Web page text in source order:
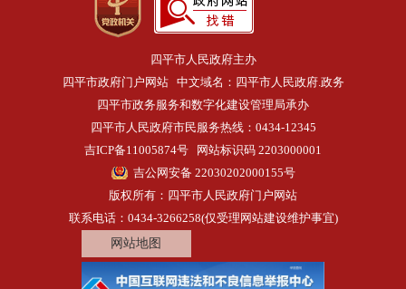
四平市人民政府主办
四平市政府门户网站 中文域名：四平市人民政府.政务
四平市政务服务和数字化建设管理局承办
四平市人民政府市民服务热线：0434-12345
吉ICP备11005874号 网站标识码 2203000001
吉公网安备 22030202000155号
版权所有：四平市人民政府门户网站
联系电话：0434-3266258(仅受理网站建设维护事宜)
网站地图